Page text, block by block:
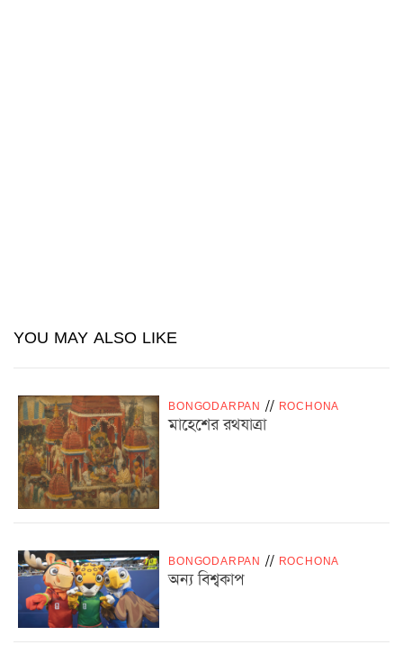
YOU MAY ALSO LIKE
BONGODARPAN // ROCHONA
মাহেশের রথযাত্রা
BONGODARPAN // ROCHONA
অন্য বিশ্বকাপ